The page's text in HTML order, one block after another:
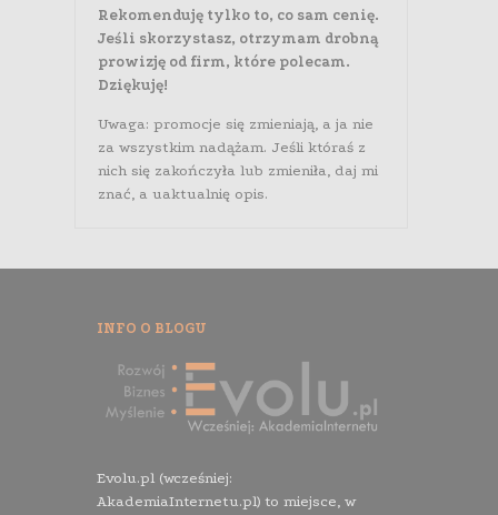
Rekomenduję tylko to, co sam cenię.
Jeśli skorzystasz, otrzymam drobną
prowizję od firm, które polecam.
Dziękuję!
Uwaga: promocje się zmieniają, a ja nie
za wszystkim nadążam. Jeśli któraś z
nich się zakończyła lub zmieniła, daj mi
znać, a uaktualnię opis.
INFO O BLOGU
Evolu.pl (wcześniej:
AkademiaInternetu.pl) to miejsce, w